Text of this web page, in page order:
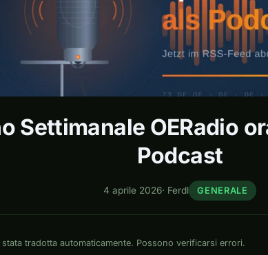
Settimanale OERadio
Podcast
4 aprile 2026· Ferdl GENERALE
tradotta automaticamente. Possono verificarsi errori.